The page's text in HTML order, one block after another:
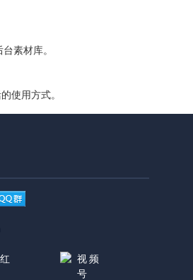
素材库。
使用方式。